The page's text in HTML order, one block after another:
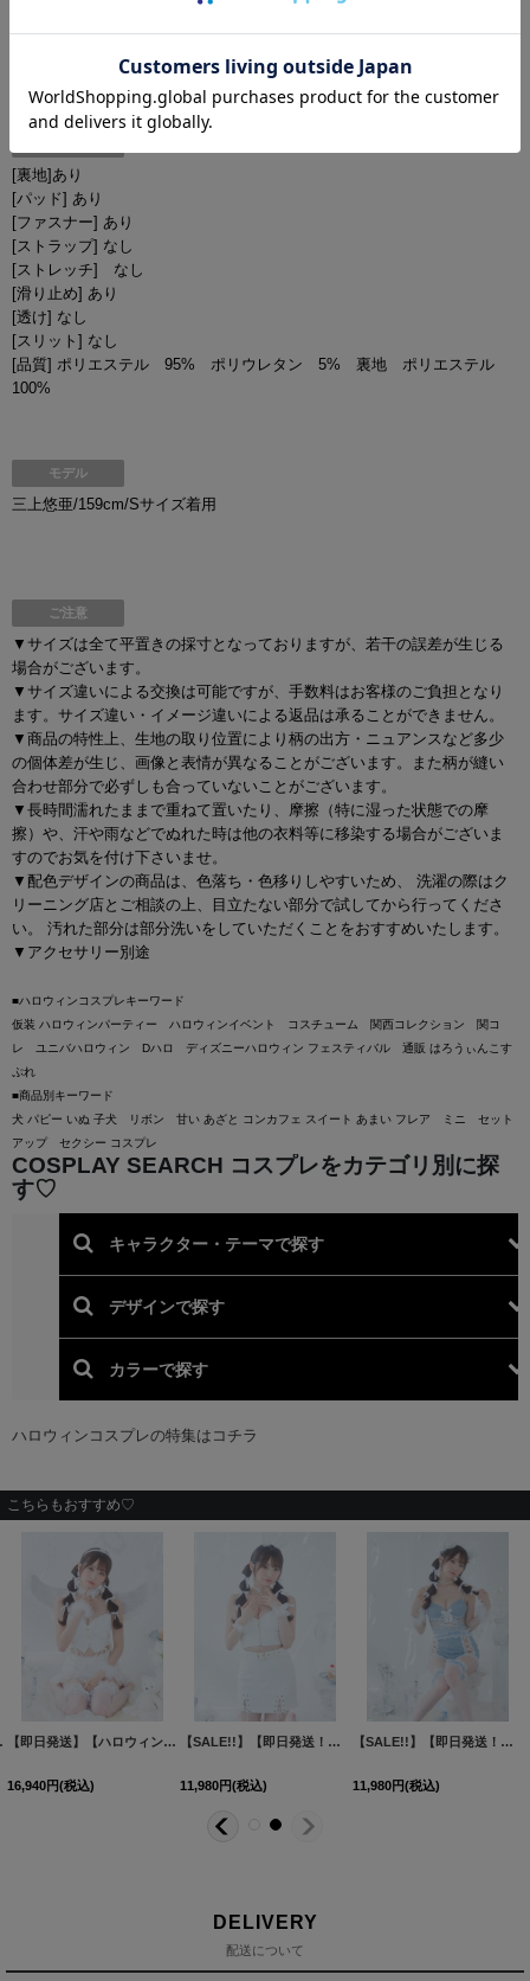
H:FREE
着丈：トップス(脇下)約18.5cm
[裏地]あり
[パッド] あり
[ファスナー] あり
[ストラップ] なし
[ストレッチ] なし
[滑り止め] あり
[透け] なし
[スリット] なし
[品質] ポリエステル 95% ポリウレタン 5% 裏地 ポリエステル
100%
モデル
三上悠亜/159cm/Sサイズ着用
ご注意
▼サイズは全て平置きの採寸となっておりますが、若干の誤差が生じる
場合がございます。
▼サイズ違いによる交換は可能ですが、手数料はお客様のご負担となり
ます。サイズ違い・イメージ違いによる返品は承ることができません。
▼商品の特性上、生地の取り位置により柄の出方・ニュアンスなど多少
の個体差が生じ、画像と表情が異なることがございます。また柄が縫い
合わせ部分で必ずしも合っていないことがございます。
▼長時間濡れたままで重ねて置いたり、摩擦（特に湿った状態での摩
擦）や、汗や雨などでぬれた時は他の衣料等に移染する場合がございま
すのでお気を付け下さいませ。
▼配色デザインの商品は、色落ち・色移りしやすいため、 洗濯の際はク
リーニング店とご相談の上、目立たない部分で試してから行ってくださ
い。 汚れた部分は部分洗いをしていただくことをおすすめいたします。
▼アクセサリー別途
■ハロウィンコスプレキーワード
仮装 ハロウィンパーティー ハロウィンイベント コスチューム 関西コレクション 関コ
レ ユニバハロウィン Dハロ ディズニーハロウィン フェスティバル 通販 はろうぃんこす
ぷれ
■商品別キーワード
犬 パピー いぬ 子犬 リボン 甘い あざと コンカフェ スイート あまい フレア ミニ セット
アップ セクシー コスプレ
こちらもおすすめ♡
ット】[HC03] HW-148-YN-
【即日発送】【ハロウィン】セクシーエンジェルセットアップ 【コスプレ7点セット】【XS-Mサイズ/1カラー】[HC03-H]
16,940円(税込)
【SALE!!】【即日発送！】【ハロウィン】レースリボンバニータイトミニセットアップ 【コスプレ8点セット】 【XS-Lサイズ/3カラー】[HC03]
11,980円(税込)
【SALE!!】【即日発送！】【ハロウィン】 キラキラキャットパンツセットアップ 【コスプレ6点セット】 【XS-Mサイズ/2カラー】[HC03]
11,980円(税込)
DELIVERY
配送について